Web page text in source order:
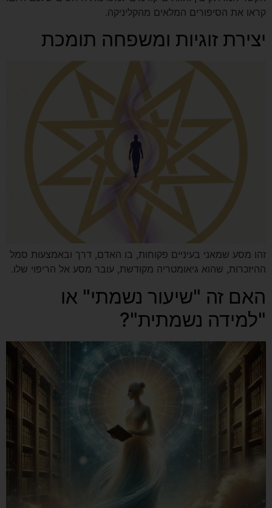
קראו את הסיפורים המלאים מהקליניקה.
יצירת זוגיות ומשפחה תומכת
זהו מסע שמאני בעיניים פקוחות, בו האדם, דרך ובאמצעות סמל
ההיזכרות, שהוא גיאומטריה מקודשת, עובר מסע אל הריפוי שלו.
האם זה "שיעור נשמתי" או
"למידה נשמתית"?